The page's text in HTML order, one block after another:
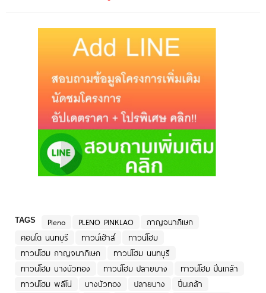
TAGS Pleno PLENO PINKLAO
กาญจนาภิเษก
คอนโด นนทบุรี
ทาวน์เฮ้าส์
ทาวน์โฮม
ทาวน์โฮม กาญจนาภิเษก
ทาวน์โฮม นนทบุรี
ทาวน์โฮม บางบัวทอง
ทาวน์โฮม ปลายบาง
ทาวน์โฮม ปิ่นเกล้า
ทาวน์โฮม พลีโน่
บางบัวทอง ปลายบาง
ปิ่นเกล้า